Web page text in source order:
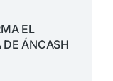
EL
DE ÁNCASH